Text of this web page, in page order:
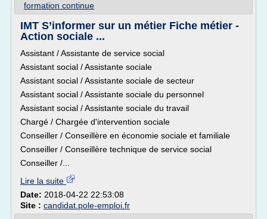
formation continue
IMT S’informer sur un métier Fiche métier -
Action sociale ...
Assistant / Assistante de service social
Assistant social / Assistante sociale
Assistant social / Assistante sociale de secteur
Assistant social / Assistante sociale du personnel
Assistant social / Assistante sociale du travail
Chargé / Chargée d'intervention sociale
Conseiller / Conseillère en économie sociale et familiale
Conseiller / Conseillère technique de service social
Conseiller /...
Lire la suite
Date: 2018-04-22 22:53:08
Site : candidat.pole-emploi.fr